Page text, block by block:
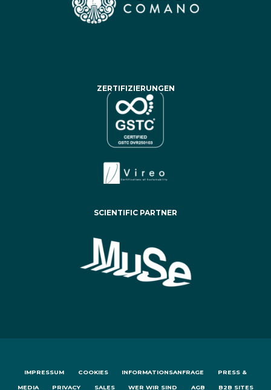
ZERTIFIZIERUNGEN
SCIENTIFIC PARTNER
IMPRESSUM COOKIES INFORMATIONSANFRAGE PRESS &
MEDIA PRIVACY SALES WER WIR SIND AGB B2B SITES